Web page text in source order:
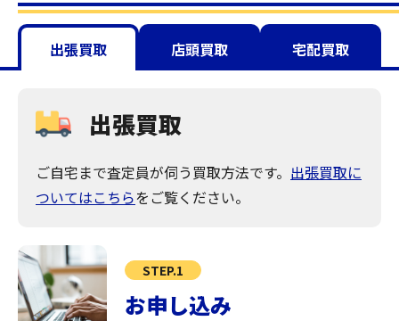
出張買取 店頭買取 宅配買取
出張買取
ご自宅まで査定員が伺う買取方法です。 出張買取に
ついてはこちらをご覧ください。
STEP.1
お申し込み